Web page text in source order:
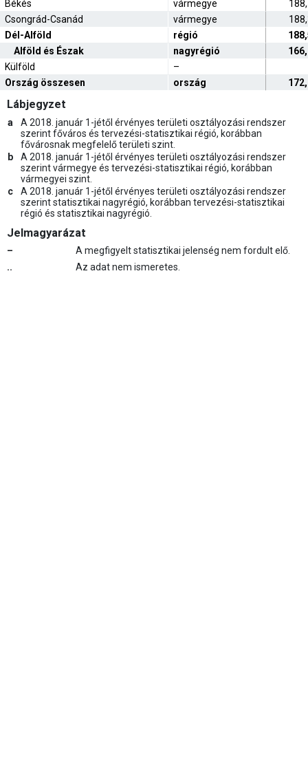
Békés
vármegye
Csongrád-Csanád
vármegye
Dél-Alföld
régió
Alföld és Észak
nagyrégió
Külföld
–
Ország összesen
ország
Lábjegyzet
a
A 2018. január 1-jétől érvényes területi osztályozási rendszer
szerint főváros és tervezési-statisztikai régió, korábban
fővárosnak megfelelő területi szint.
b
A 2018. január 1-jétől érvényes területi osztályozási rendszer
szerint vármegye és tervezési-statisztikai régió, korábban
vármegyei szint.
c
A 2018. január 1-jétől érvényes területi osztályozási rendszer
szerint statisztikai nagyrégió, korábban tervezési-statisztikai
régió és statisztikai nagyrégió.
Jelmagyarázat
–
A megfigyelt statisztikai jelenség nem fordult elő.
..
Az adat nem ismeretes.